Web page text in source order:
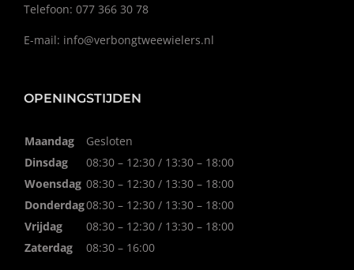
Telefoon: 077 366 30 78
E-mail: info@verbongtweewielers.nl
OPENINGSTIJDEN
Maandag
Gesloten
Dinsdag
08:30 – 12:30 / 13:30 – 18:00
Woensdag 08:30 – 12:30 / 13:30 – 18:00
Donderdag08:30 – 12:30 / 13:30 – 18:00
Vrijdag
08:30 – 12:30 / 13:30 – 18:00
Zaterdag
08:30 – 16:00